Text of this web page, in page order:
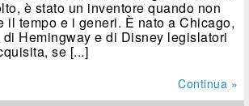
è stato un inventore quando non
il tempo e i generi. È nato a Chicago,
Hemingway e di Disney legislatori
se [...]
Continua »